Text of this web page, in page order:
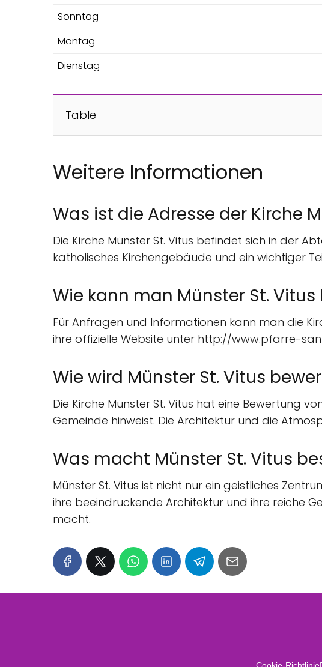
Sonntag
Montag
Dienstag
Table
Weitere Informationen
Was ist die Adresse der Kirche
Die Kirche Münster St. Vitus befindet sich in der
katholisches Kirchengebäude und ein wichtiger
Wie kann man Münster St.
Für Anfragen und Informationen kann man die
ihre offizielle Website unter http://www.pfarre-
Wie wird Münster St. Vitus
Die Kirche Münster St. Vitus hat eine Bewertung
Gemeinde hinweist. Die Architektur und die
Was macht Münster St. Vitus
Münster St. Vitus ist nicht nur ein geistliches
ihre beeindruckende Architektur und ihre reiche
macht.